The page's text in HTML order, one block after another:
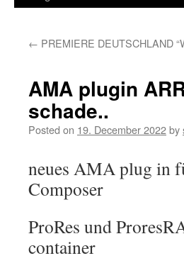
← PREMIERE DEUTSCHLAND
AMA plugin
schade..
Posted on 19. December 2022by
neues AMA plug in
Composer
ProRes und
container